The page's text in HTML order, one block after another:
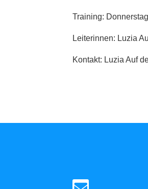
Training:
Leiterinnen: Luzia
Kontakt: Luzia Auf